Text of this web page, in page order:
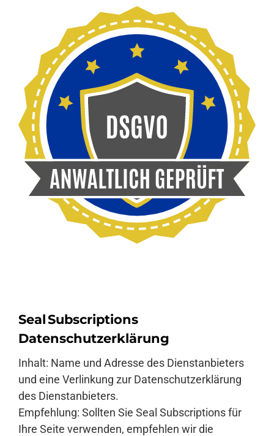
Seal Subscriptions
Datenschutzerklärung
Inhalt: Name und Adresse des Dienstanbieters
und eine Verlinkung zur Datenschutzerklärung
des Dienstanbieters.
Empfehlung: Sollten Sie Seal Subscriptions für
Ihre Seite verwenden, empfehlen wir die